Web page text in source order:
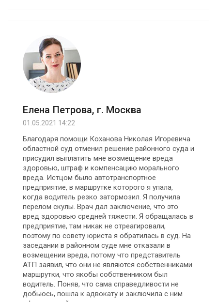
Елена Петрова, г. Москва
01.05.2021 14:22
Благодаря помощи Коханова Николая Игоревича
областной суд отменил решение районного суда и
присудил выплатить мне возмещение вреда
здоровью, штраф и компенсацию морального
вреда. Истцом было автотранспортное
предприятие, в маршрутке которого я упала,
когда водитель резко затормозил. Я получила
перелом скулы. Врач дал заключение, что это
вред здоровью средней тяжести. Я обращалась в
предприятие, там никак не отреагировали,
поэтому по совету юриста я обратилась в суд. На
заседании в районном суде мне отказали в
возмещении вреда, потому что представитель
АТП заявил, что они не являются собственниками
маршрутки, что якобы собственником был
водитель. Поняв, что сама справедливости не
добьюсь, пошла к адвокату и заключила с ним